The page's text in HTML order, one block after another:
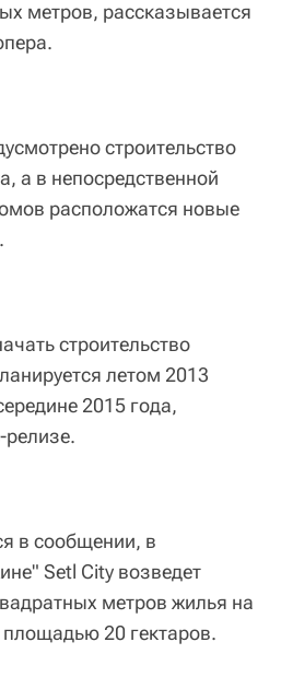
метров, рассказывается
строительство
а в непосредственной
расположатся новые
строительство
летом 2013
2015 года,
релизе.
в сообщении, в
Setl City возведет
метров жилья на
20 гектаров.